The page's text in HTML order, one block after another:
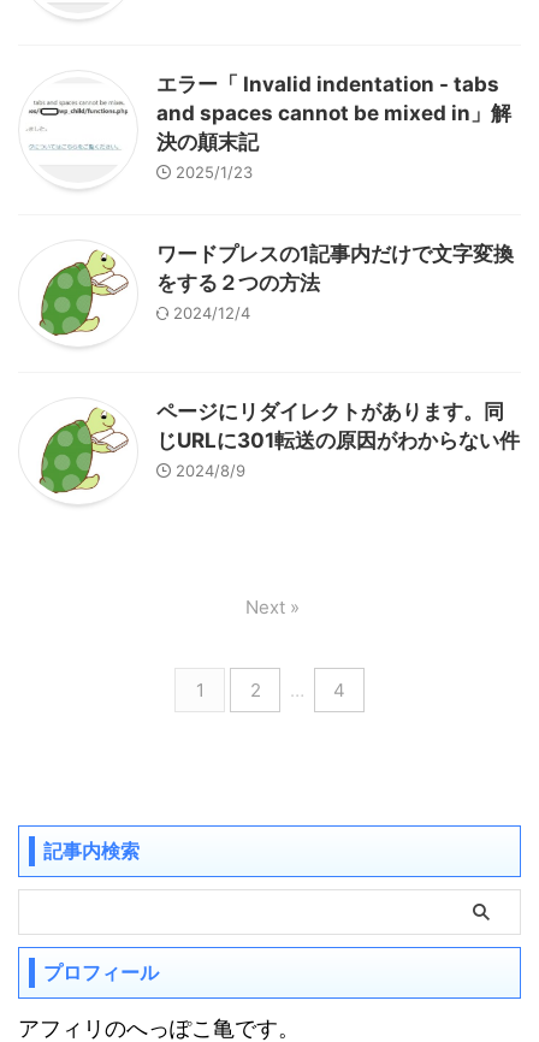
エラー「 Invalid indentation - tabs
and spaces cannot be mixed in」解
決の顛末記
2025/1/23
ワードプレスの1記事内だけで文字変換
をする２つの方法
2024/12/4
ページにリダイレクトがあります。同
じURLに301転送の原因がわからない件
2024/8/9
1 2 … 4
Next »
記事内検索
プロフィール
アフィリのへっぽこ亀です。